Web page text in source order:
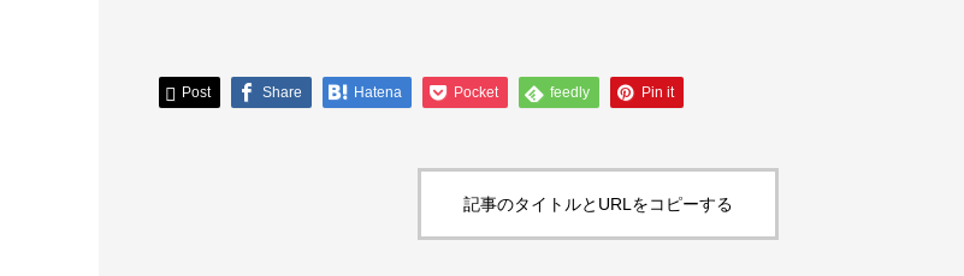
Post Share Hatena Pocket feedly Pin it
記事のタイトルとURLをコピーする